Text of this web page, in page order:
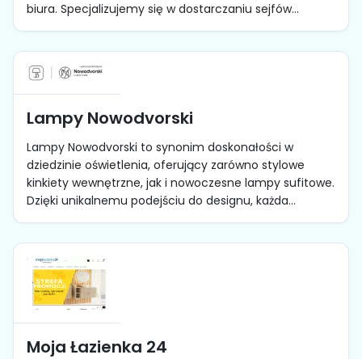
biura. Specjalizujemy się w dostarczaniu sejfów...
Lampy Nowodvorski
Lampy Nowodvorski to synonim doskonałości w
dziedzinie oświetlenia, oferujący zarówno stylowe
kinkiety wewnętrzne, jak i nowoczesne lampy sufitowe.
Dzięki unikalnemu podejściu do designu, każda...
Moja Łazienka 24